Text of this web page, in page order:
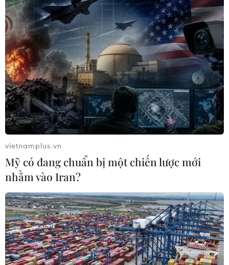
vietnamplus.vn
Mỹ có đang chuẩn bị một chiến lược mới
nhằm vào Iran?